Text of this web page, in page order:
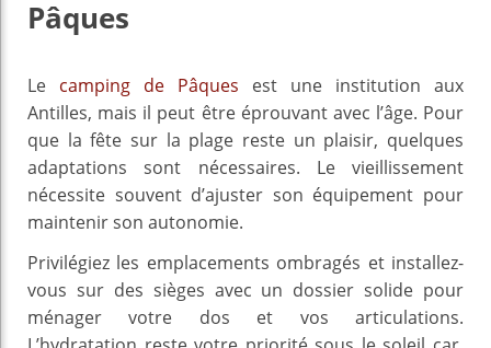
Pâques
Le camping de Pâques est une institution aux
Antilles, mais il peut être éprouvant avec l’âge. Pour
que la fête sur la plage reste un plaisir, quelques
adaptations sont nécessaires. Le vieillissement
nécessite souvent d’ajuster son équipement pour
maintenir son autonomie.
Privilégiez les emplacements ombragés et installez-
vous sur des sièges avec un dossier solide pour
ménager votre dos et vos articulations.